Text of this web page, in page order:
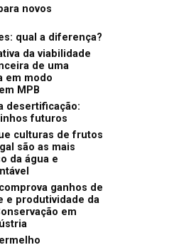
novos
qual a diferença?
da viabilidade
de uma
em modo
MPB
desertificação:
futuros
culturas de frutos
são as mais
da água e
ganhos de
e produtividade da
em